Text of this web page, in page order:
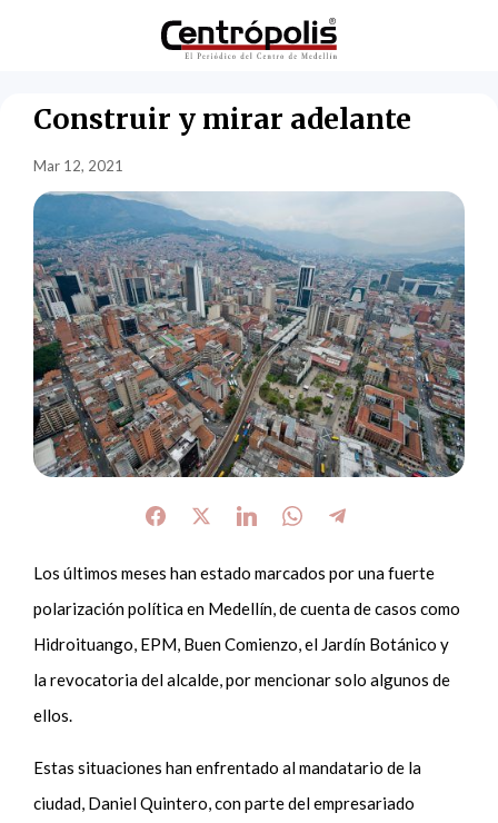
Construir y mirar adelante
Mar 12, 2021
Los últimos meses han estado marcados por una fuerte
polarización política en Medellín, de cuenta de casos como
Hidroituango, EPM, Buen Comienzo, el Jardín Botánico y
la revocatoria del alcalde, por mencionar solo algunos de
ellos.
Estas situaciones han enfrentado al mandatario de la
ciudad, Daniel Quintero, con parte del empresariado